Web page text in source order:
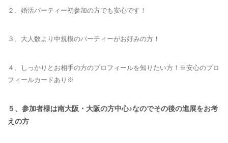
２、婚活パーティー初参加の方でも安心です！
３、大人数より中規模のパーティーがお好みの方！
４、しっかりとお相手の方のプロフィールを知りたい方！※安心のプロ
フィールカードあり※
５、参加者様は南大阪・大阪の方中心♪なのでその後の進展をお考
えの方